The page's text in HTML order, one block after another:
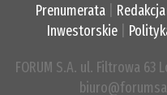
Prenumerata Redakcja
Inwestorskie|
FORUM S.A. ul. Filtrowa 63